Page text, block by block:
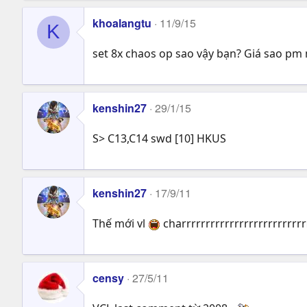
K khoalangtu 11/9/15
set 8x chaos op sao vậy bạn? Giá sao
kenshin27 29/1/15
S> C13,C14 swd [10] HKUS
kenshin27 17/9/11
Thế mới vl
censy 27/5/11